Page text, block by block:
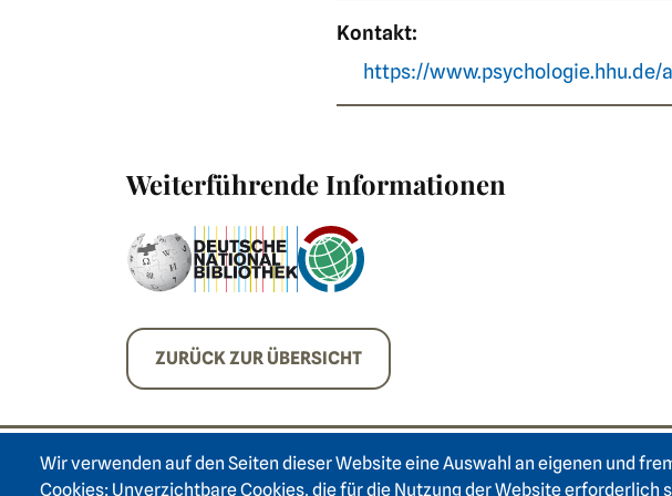
Wir verwenden auf den Seiten dieser Website eine Auswahl an eigenen und
Cookies: Unverzichtbare Cookies, die für die Nutzung der Website erforderlich
Kontakt:
https://
Weiterführende Informationen
ZURÜCK ZUR ÜBERSICHT
Login Intranet